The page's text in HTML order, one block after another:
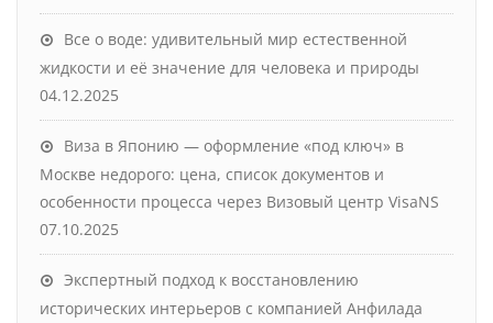
Все о воде: удивительный мир естественной
жидкости и её значение для человека и природы
04.12.2025
Виза в Японию — оформление «под ключ» в
Москве недорого: цена, список документов и
особенности процесса через Визовый центр VisaNS
07.10.2025
Экспертный подход к восстановлению
исторических интерьеров с компанией Анфилада